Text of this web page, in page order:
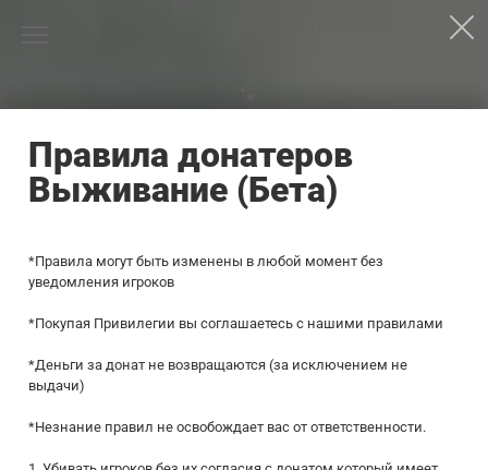
Правила донатеров
Выживание (Бета)
*Правила могут быть изменены в любой момент без
уведомления игроков
*Покупая Привилегии вы соглашаетесь с нашими правилами
*Деньги за донат не возвращаются (за исключением не
выдачи)
*Незнание правил не освобождает вас от ответственности.